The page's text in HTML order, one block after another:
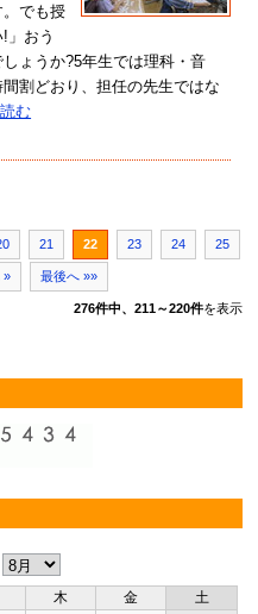
でも授
」おう
ょうか?5年生では理科・音
割どおり、担任の先生ではな
む
21 22 23 24 25
» 最後へ »»
276件中、211～220件を表示
木 金
土